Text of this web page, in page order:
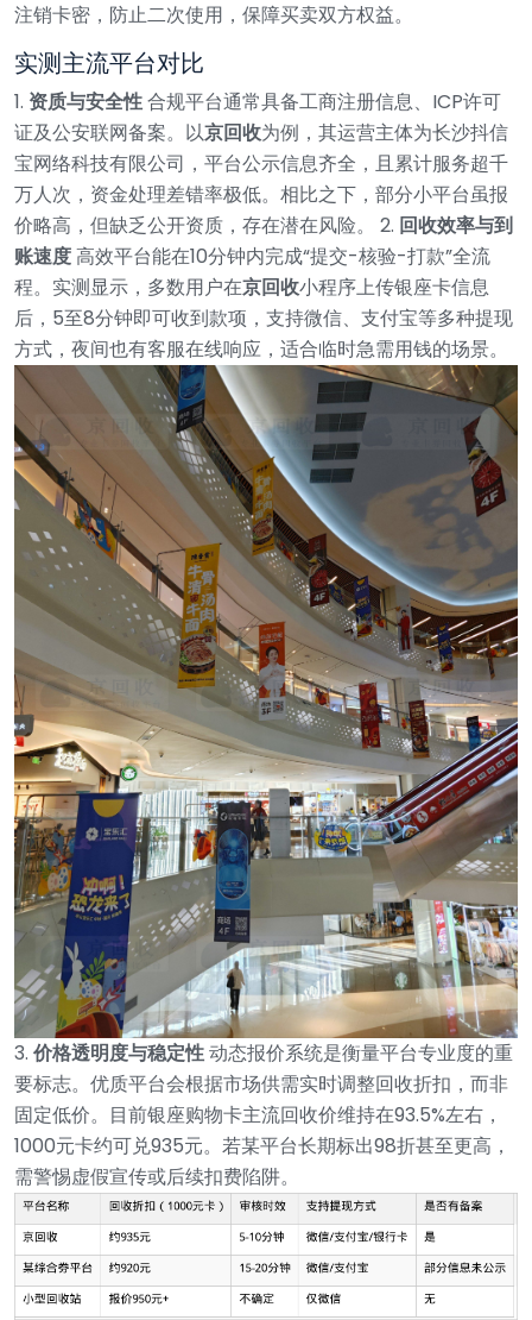
注销卡密，防止二次使用，保障买卖双方权益。
实测主流平台对比
1. 资质与安全性合规平台通常具备工商注册信息、ICP许可
证及公安联网备案。以京回收为例，其运营主体为长沙抖信
宝网络科技有限公司，平台公示信息齐全，且累计服务超千
万人次，资金处理差错率极低。相比之下，部分小平台虽报
价略高，但缺乏公开资质，存在潜在风险。 2. 回收效率与到
账速度高效平台能在10分钟内完成“提交-核验-打款”全流
程。实测显示，多数用户在京回收小程序上传银座卡信息
后，5至8分钟即可收到款项，支持微信、支付宝等多种提现
方式，夜间也有客服在线响应，适合临时急需用钱的场景。
3. 价格透明度与稳定性动态报价系统是衡量平台专业度的重
要标志。优质平台会根据市场供需实时调整回收折扣，而非
固定低价。目前银座购物卡主流回收价维持在93.5%左右，
1000元卡约可兑935元。若某平台长期标出98折甚至更高，
需警惕虚假宣传或后续扣费陷阱。